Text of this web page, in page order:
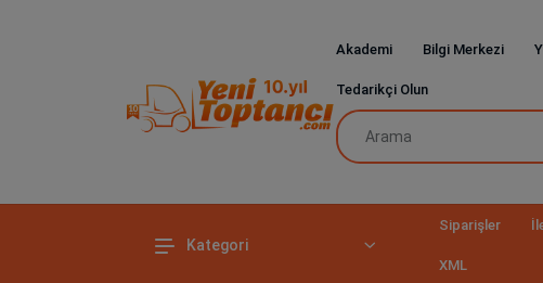
Akademi Bilgi Merkezi
Tedarikçi Olun
Kategori
Siparişler
XML